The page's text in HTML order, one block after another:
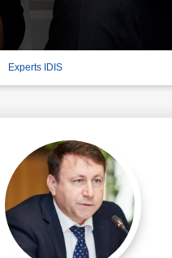
Experts IDIS